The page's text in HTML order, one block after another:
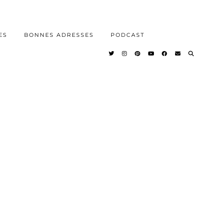
BONNES ADRESSES PODCAST